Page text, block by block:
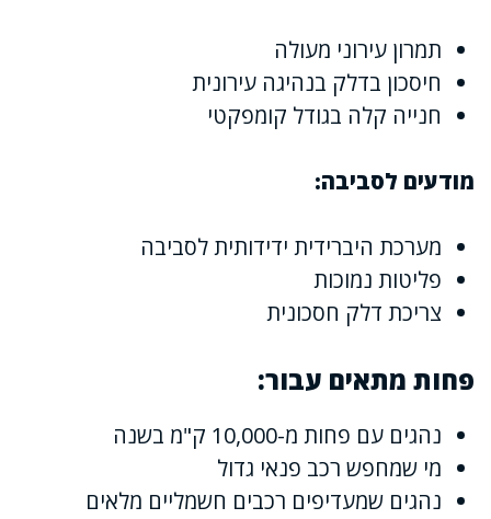
תמרון עירוני מעולה
חיסכון בדלק בנהיגה עירונית
חנייה קלה בגודל קומפקטי
מודעים לסביבה:
מערכת היברידית ידידותית לסביבה
פליטות נמוכות
צריכת דלק חסכונית
פחות מתאים עבור:
נהגים עם פחות מ-10,000 ק"מ בשנה
מי שמחפש רכב פנאי גדול
נהגים שמעדיפים רכבים חשמליים מלאים